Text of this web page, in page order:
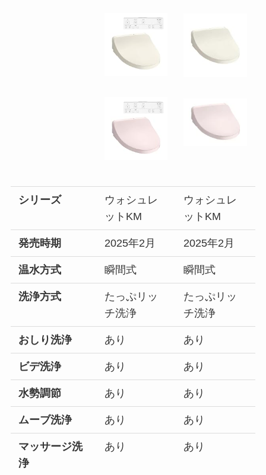
シリーズ
ウォシュレ
ットKM
ウォシュレ
ットKM
発売時期 2025年2月 2025年2月
温水方式 瞬間式 瞬間式
洗浄方式
たっぷリッ
チ洗浄
たっぷリッ
チ洗浄
おしり洗浄 あり あり
ビデ洗浄 あり あり
水勢調節 あり あり
ムーブ洗浄 あり あり
マッサージ洗
浄
あり あり